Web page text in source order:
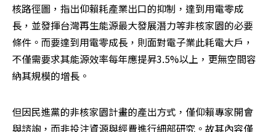
核路徑圖，指出仰賴耗產業出口的抑制，達到用電零成
長，並發揮台灣再生能源最大發展潛力等非核家園的必要
條件。而要達到用電零成長，則面對電子業此耗電大戶，
不僅需要求其能源效率每年應提昇3.5%以上，更無空間容
納其規模的增長。
但因民進黨的非核家園計畫的產出方式，僅仰賴專家開會
與諮詢，而非投注資源與經費進行細部研究。故其內容僅